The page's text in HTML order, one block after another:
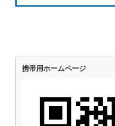
携帯用ホームページ